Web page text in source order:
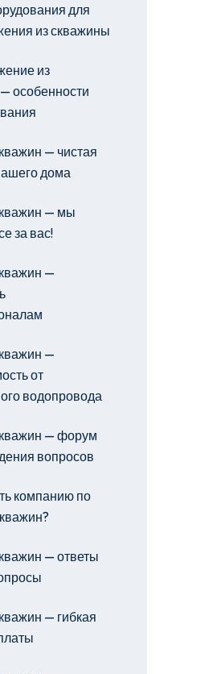
для
из скважины
из
особенности
— чистая
дома
— мы
за вас!
—
—
от
водопровода
— форум
вопросов
компанию по
— ответы
— гибкая